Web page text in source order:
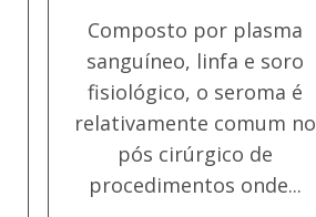
Composto por plasma
sanguíneo, linfa e soro
fisiológico, o seroma é
relativamente comum no
pós cirúrgico de
procedimentos onde...